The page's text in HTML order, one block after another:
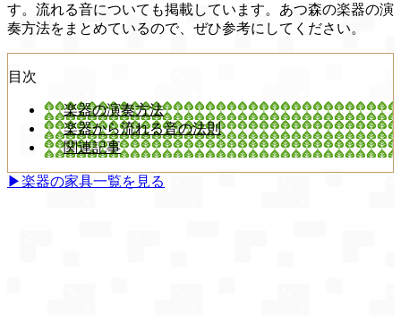
す。流れる音についても掲載しています。あつ森の楽器の演
奏方法をまとめているので、ぜひ参考にしてください。
目次
楽器の演奏方法
楽器から流れる音の法則
関連記事
▶楽器の家具一覧を見る